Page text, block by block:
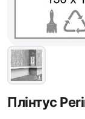
Плінтус